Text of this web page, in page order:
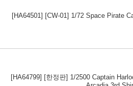
[HA64501] [CW-01] 1/72 Space Pirate
[HA64799] [한정판] 1/2500 Captain